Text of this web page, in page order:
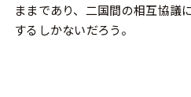
ままであり、二国間の相互協議
するしかないだろう。